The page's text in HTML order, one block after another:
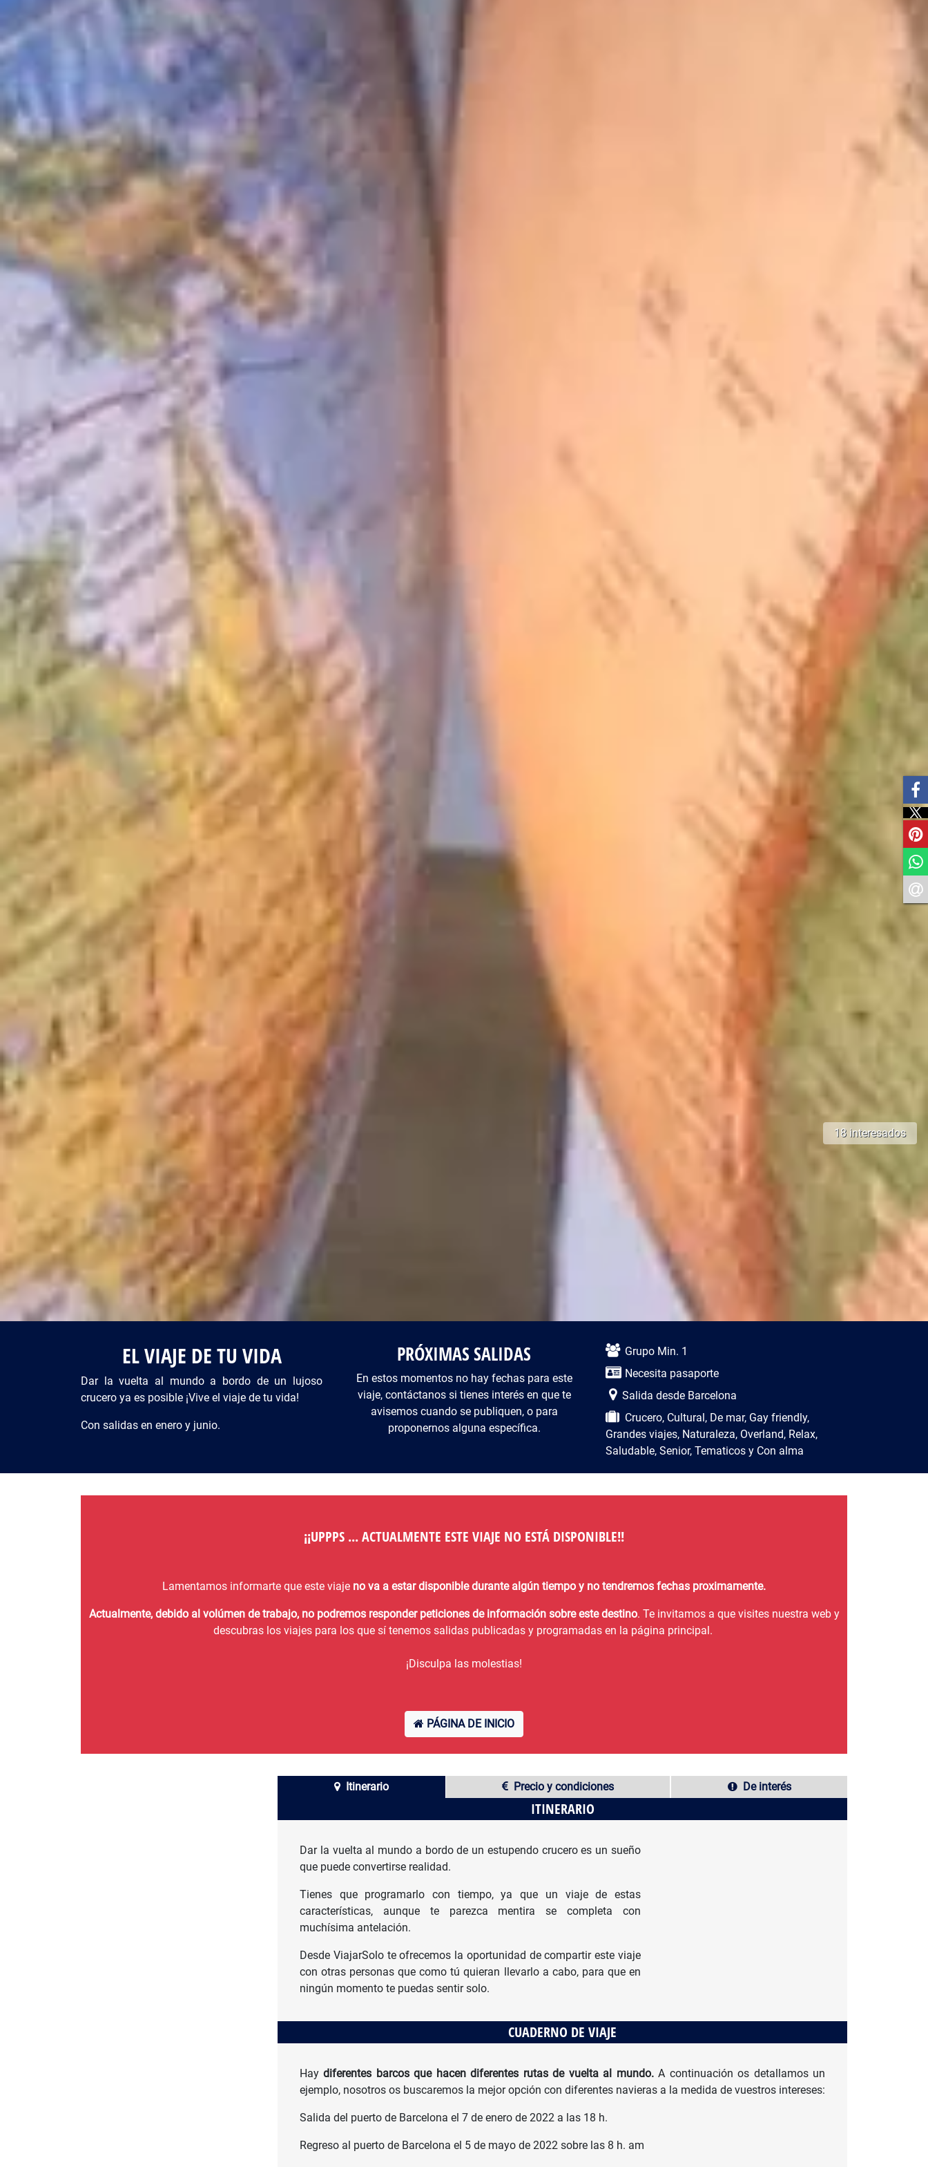
18 interesados
EL VIAJE DE TU VIDA
Dar la vuelta al mundo a bordo de un lujoso
crucero ya es posible ¡Vive el viaje de tu vida!
Con salidas en enero y junio.
Descripción del viaje
Grupo Min. 1
Necesita pasaporte
Salida desde Barcelona
Crucero, Cultural, De mar, Gay friendly,
Grandes viajes, Naturaleza, Overland, Relax,
Saludable, Senior, Tematicos y Con alma
PRÓXIMAS SALIDAS
En estos momentos no hay fechas para este
viaje, contáctanos si tienes interés en que te
avisemos cuando se publiquen, o para
proponernos alguna específica.
¡¡UPPPS ... ACTUALMENTE ESTE VIAJE NO ESTÁ DISPONIBLE!!
Lamentamos informarte que este viaje no va a estar disponible durante algún tiempo y no tendremos fechas proximamente.
Actualmente, debido al volúmen de trabajo, no podremos responder peticiones de información sobre este destino. Te invitamos a que visites nuestra web y
descubras los viajes para los que sí tenemos salidas publicadas y programadas en la página principal.
¡Disculpa las molestias!
PÁGINA DE INICIO
Itinerario Precio y condiciones De interés
ITINERARIO
Dar la vuelta al mundo a bordo de un estupendo crucero es un sueño
que puede convertirse realidad.
Tienes que programarlo con tiempo, ya que un viaje de estas
características, aunque te parezca mentira se completa con
muchísima antelación.
Desde ViajarSolo te ofrecemos la oportunidad de compartir este viaje
con otras personas que como tú quieran llevarlo a cabo, para que en
ningún momento te puedas sentir solo.
CUADERNO DE VIAJE
Haydiferentes barcos que hacen diferentes rutas de vuelta al mundo.A continuación os detallamos un
ejemplo, nosotros os buscaremos la mejor opción con diferentes navieras a la medida de vuestros intereses:
Salida del puerto de Barcelona el 7 de enero de 2022 a las 18 h.
Regreso al puerto de Barcelona el 5 de mayo de 2022 sobre las 8 h. am